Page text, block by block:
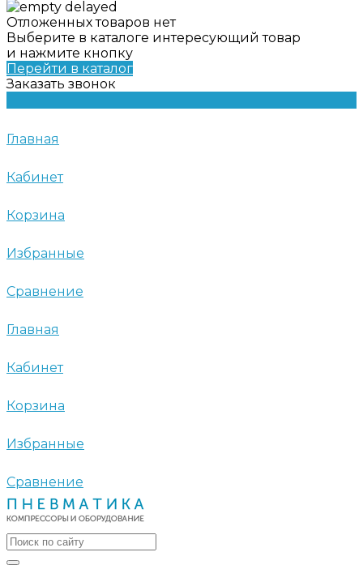
Отложенных товаров нет
Выберите в каталоге интересующий товар
и нажмите кнопку
Перейти в каталог
Заказать звонок
Главная
Кабинет
Корзина
Избранные
Сравнение
Главная
Кабинет
Корзина
Избранные
Сравнение